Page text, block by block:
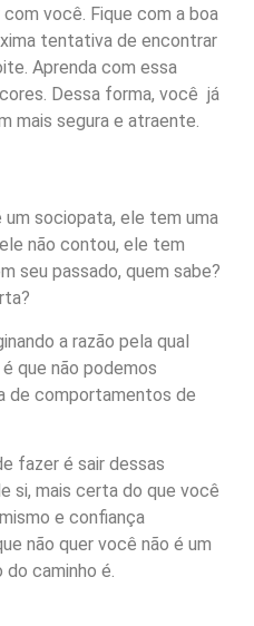
você. Fique com a boa
tentativa de encontrar
Aprenda com essa
Dessa forma, você já
mais segura e atraente.
um sociopata, ele tem uma
não contou, ele tem
seu passado, quem sabe?
a razão pela qual
que não podemos
de comportamentos de
fazer é sair dessas
si, mais certa do que você
e confiança
não quer você não é um
caminho é.